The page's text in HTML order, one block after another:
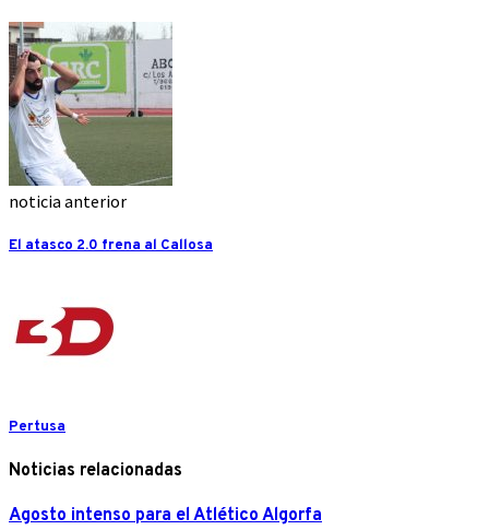
noticia anterior
El atasco 2.0 frena al Callosa
Pertusa
Noticias relacionadas
Agosto intenso para el Atlético Algorfa